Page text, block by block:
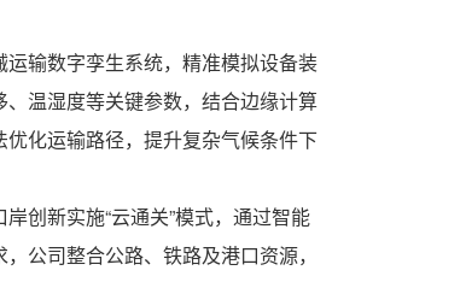
输数字孪生系统，精准模拟设备装
温湿度等关键参数，结合边缘计算
化运输路径，提升复杂气候条件下
创新实施“云通关”模式，通过智能
公司整合公路、铁路及港口资源，